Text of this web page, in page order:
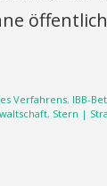
Verfahrens, IBB-
, Stern |